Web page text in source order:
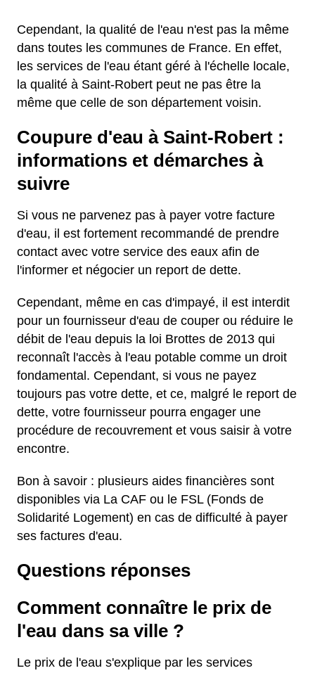
Cependant, la qualité de l'eau n'est pas la même
dans toutes les communes de France. En effet,
les services de l'eau étant géré à l'échelle locale,
la qualité à Saint-Robert peut ne pas être la
même que celle de son département voisin.
Coupure d'eau à Saint-Robert :
informations et démarches à
suivre
Si vous ne parvenez pas à payer votre facture
d'eau, il est fortement recommandé de prendre
contact avec votre service des eaux afin de
l'informer et négocier un report de dette.
Cependant, même en cas d'impayé, il est interdit
pour un fournisseur d'eau de couper ou réduire le
débit de l'eau depuis la loi Brottes de 2013 qui
reconnaît l'accès à l'eau potable comme un droit
fondamental. Cependant, si vous ne payez
toujours pas votre dette, et ce, malgré le report de
dette, votre fournisseur pourra engager une
procédure de recouvrement et vous saisir à votre
encontre.
Bon à savoir : plusieurs aides financières sont
disponibles via La CAF ou le FSL (Fonds de
Solidarité Logement) en cas de difficulté à payer
ses factures d'eau.
Questions réponses
Comment connaître le prix de
l'eau dans sa ville ?
Le prix de l'eau s'explique par les services